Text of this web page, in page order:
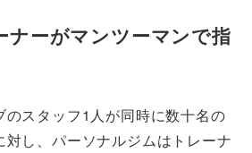
ーがマンツーマンで指
のスタッフ1人が同時に数十名の
し、パーソナルジムはトレーナ